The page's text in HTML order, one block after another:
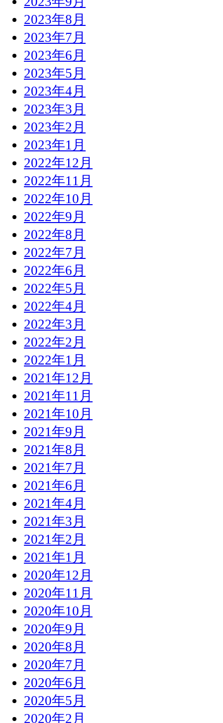
2023年8月
2023年7月
2023年6月
2023年5月
2023年4月
2023年3月
2023年2月
2023年1月
2022年12月
2022年11月
2022年10月
2022年9月
2022年8月
2022年7月
2022年6月
2022年5月
2022年4月
2022年3月
2022年2月
2022年1月
2021年12月
2021年11月
2021年10月
2021年9月
2021年8月
2021年7月
2021年6月
2021年4月
2021年3月
2021年2月
2021年1月
2020年12月
2020年11月
2020年10月
2020年9月
2020年8月
2020年7月
2020年6月
2020年5月
2020年2月